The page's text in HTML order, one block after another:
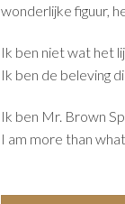
wonderlijke figuur,
Ik ben niet wat het
Ik ben de beleving
Ik ben Mr. Brown
I am more than